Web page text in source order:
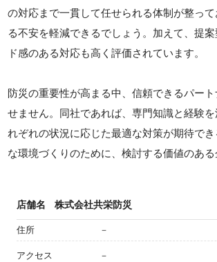
の対応まで一貫して任せられる体制が整っ
る不安を軽減できるでしょう。加えて、提
ド感のある対応も高く評価されています。
防災の重要性が高まる中、信頼できるパー
せません。同社であれば、専門知識と経験
れぞれの状況に応じた最適な対策が期待で
な環境づくりのために、検討する価値のある
店舗名 株式会社共栄防災
住所 －
アクセス －